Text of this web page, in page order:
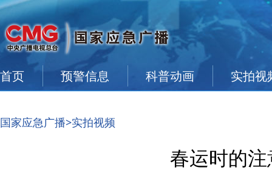
首页 预警信息 科普动画 实拍视
国家应急广播>实拍视频
春运时的